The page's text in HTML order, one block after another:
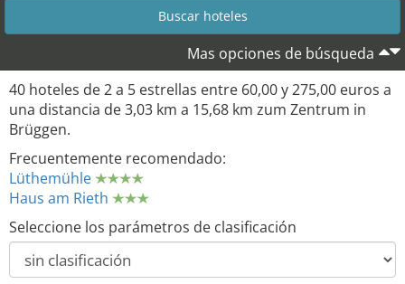
Mas opciones de búsqueda
40 hoteles de 2 a 5 estrellas entre 60,00 y 275,00 euros a
una distancia de 3,03 km a 15,68 km zum Zentrum in
Brüggen.
Frecuentemente recomendado:
Lüthemühle
Haus am Rieth
Seleccione los parámetros de clasificación